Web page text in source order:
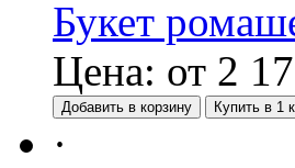
Букет
Цена: от 2
Добавить в корзину Купить в 1
·